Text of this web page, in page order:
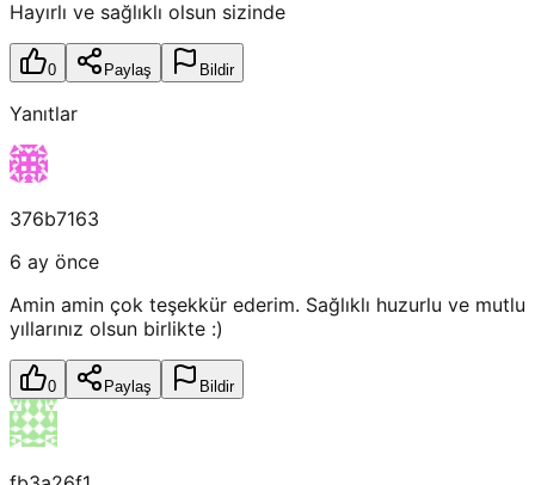
Hayırlı ve sağlıklı olsun sizinde
0 Paylaş Bildir
Yanıtlar
376b7163
6 ay önce
Amin amin çok teşekkür ederim. Sağlıklı huzurlu ve mutlu
yıllarınız olsun birlikte :)
0 Paylaş Bildir